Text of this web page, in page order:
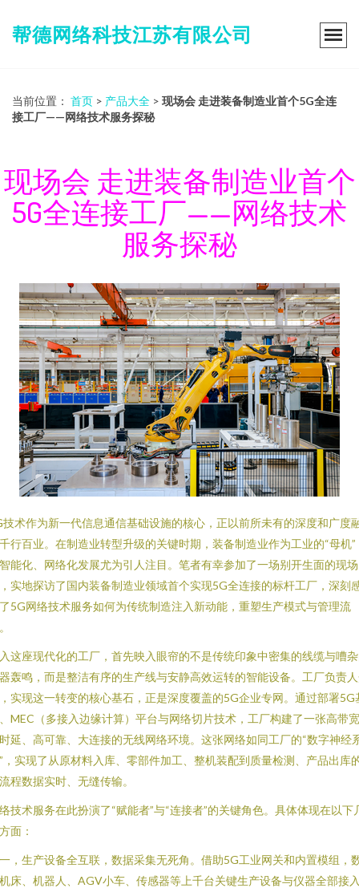
帮德网络科技江苏有限公司
当前位置： 首页 > 产品大全 > 现场会 走进装备制造业首个5G全连
接工厂——网络技术服务探秘
现场会 走进装备制造业首个
5G全连接工厂——网络技术
服务探秘
技术作为新一代信息通信基础设施的核心，正以前所未有的深度和广度
行百业。在制造业转型升级的关键时期，装备制造业作为工业的“母机”
能化、网络化发展尤为引人注目。笔者有幸参加了一场别开生面的现场
实地探访了国内装备制造业领域首个实现5G全连接的标杆工厂，深刻
5G网络技术服务如何为传统制造注入新动能，重塑生产模式与管理流
这座现代化的工厂，首先映入眼帘的不是传统印象中密集的线缆与嘈
轰鸣，而是整洁有序的生产线与安静高效运转的智能设备。工厂负责
实现这一转变的核心基石，正是深度覆盖的5G企业专网。通过部署5G
MEC（多接入边缘计算）平台与网络切片技术，工厂构建了一张高带
延、高可靠、大连接的无线网络环境。这张网络如同工厂的“数字神经
，实现了从原材料入库、零部件加工、整机装配到质量检测、产品出库
程数据实时、无缝传输。
技术服务在此扮演了“赋能者”与“连接者”的关键角色。具体体现在以下
面：
，生产设备全互联，数据采集无死角。借助5G工业网关和内置模组，
床、机器人、AGV小车、传感器等上千台关键生产设备与仪器全部接